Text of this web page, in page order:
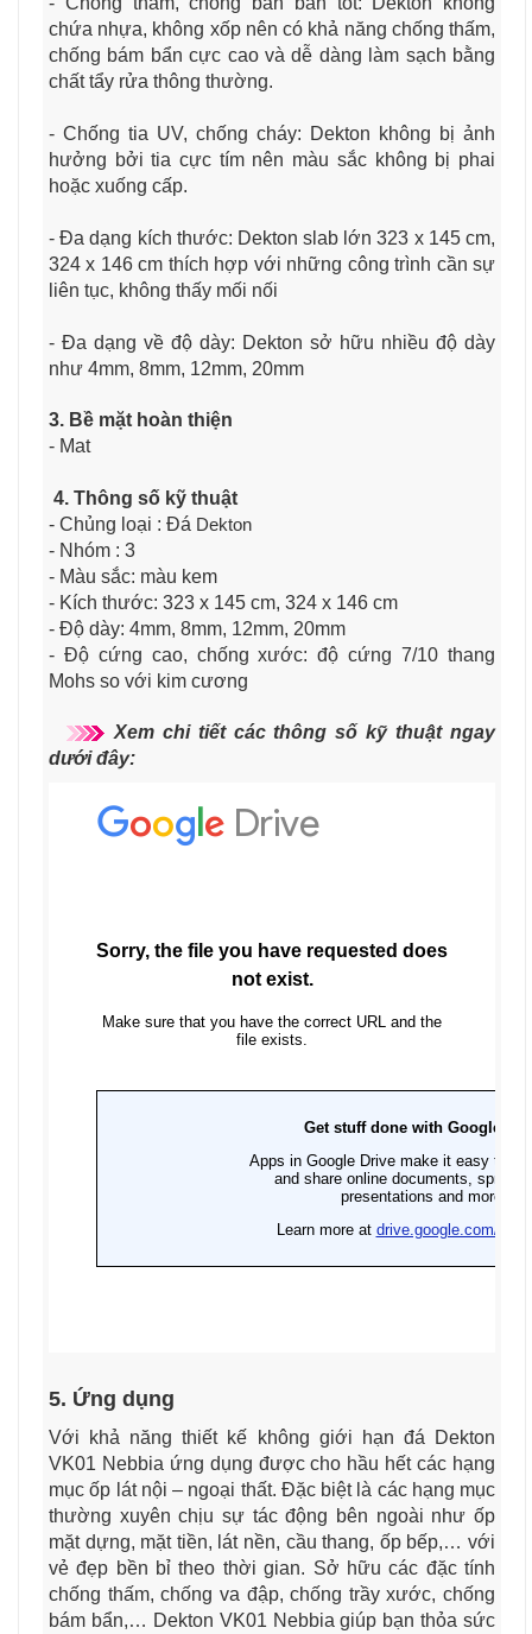
chứa nhựa, không xốp nên có khả năng chống thấm,
chống bám bẩn cực cao và dễ dàng làm sạch bằng
chất tẩy rửa thông thường.
- Chống tia UV, chống cháy: Dekton không bị ảnh
hưởng bởi tia cực tím nên màu sắc không bị phai
hoặc xuống cấp.
- Đa dạng kích thước: Dekton slab lớn 323 x 145 cm,
324 x 146 cm thích hợp với những công trình cần sự
liên tục, không thấy mối nối
- Đa dạng về độ dày: Dekton sở hữu nhiều độ dày
như 4mm, 8mm, 12mm, 20mm
3. Bề mặt hoàn thiện
- Mat
4. Thông số kỹ thuật
- Chủng loại : Đá Dekton
- Nhóm : 3
- Màu sắc: màu kem
- Kích thước: 323 x 145 cm, 324 x 146 cm
- Độ dày: 4mm, 8mm, 12mm, 20mm
- Độ cứng cao, chống xước: độ cứng 7/10 thang
Mohs so với kim cương
Xem chi tiết các thông số kỹ thuật ngay
dưới đây:
5. Ứng dụng
Với khả năng thiết kế không giới hạn đá Dekton
VK01 Nebbia ứng dụng được cho hầu hết các hạng
mục ốp lát nội – ngoại thất. Đặc biệt là các hạng mục
thường xuyên chịu sự tác động bên ngoài như ốp
mặt dựng, mặt tiền, lát nền, cầu thang, ốp bếp,… với
vẻ đẹp bền bỉ theo thời gian. Sở hữu các đặc tính
chống thấm, chống va đập, chống trầy xước, chống
bám bẩn,… Dekton VK01 Nebbia giúp bạn thỏa sức